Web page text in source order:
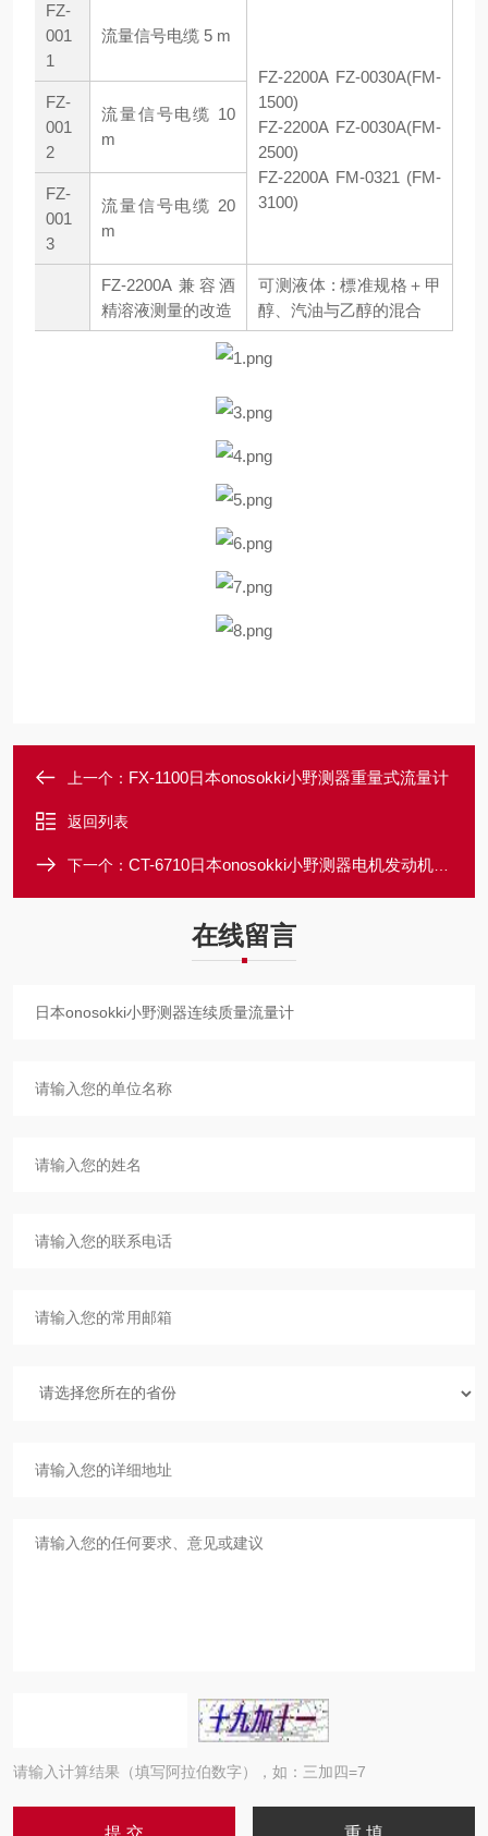
FZ-
001
1
流量信号电缆 5 m
FZ-2200A FZ-0030A(FM-
1500)
FZ-2200A FZ-0030A(FM-
2500)
FZ-2200A FM-0321 (FM-
3100)
FZ-
001
2
流量信号电缆 10
m
FZ-
001
3
流量信号电缆 20
m
FZ-2200A 兼容酒
精溶液测量的改造
可测液体 : 標准规格＋甲
醇、汽油与乙醇的混合
上一个： FX-1100日本onosokki小野测器重量式流量计
返回列表
下一个： CT-6710日本onosokki小野测器电机发动机转速计
在线留言
请输入计算结果（填写阿拉伯数字），如：三加四=7